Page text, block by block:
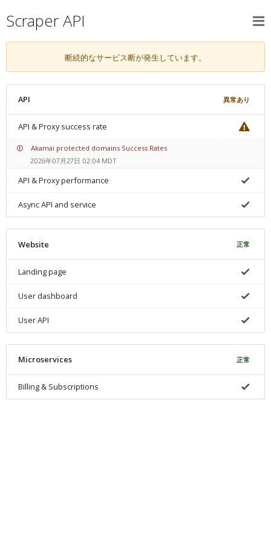
Scraper API
断続的なサービス断が発生しています。
API 異常あり
API & Proxy success rate
Akamai protected domains Success Rates
2026年07月27日 02:04 MDT
API & Proxy performance
Async API and service
Website 正常
Landing page
User dashboard
User API
Microservices 正常
Billing & Subscriptions